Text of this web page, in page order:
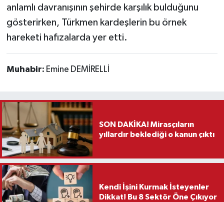
anlamlı davranışının şehirde karşılık bulduğunu
gösterirken, Türkmen kardeşlerin bu örnek
hareketi hafızalarda yer etti.
Muhabir: Emine DEMİRELLİ
SON DAKİKA! Mirasçıların
yıllardır beklediği o kanun çıktı
Kendi İşini Kurmak İsteyenler
Dikkat! Bu 8 Sektör Öne Çıkıyor